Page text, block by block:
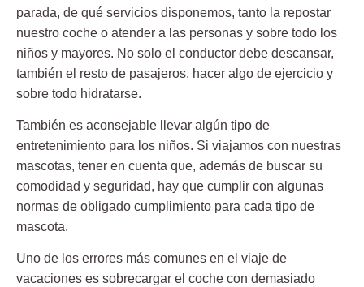
parada, de qué servicios disponemos, tanto la repostar
nuestro coche o atender a las personas y sobre todo los
niños y mayores. No solo el conductor debe descansar,
también el resto de pasajeros, hacer algo de ejercicio y
sobre todo hidratarse.
También es aconsejable llevar algún tipo de
entretenimiento para los niños. Si viajamos con nuestras
mascotas, tener en cuenta que, además de buscar su
comodidad y seguridad, hay que cumplir con algunas
normas de obligado cumplimiento para cada tipo de
mascota.
Uno de los errores más comunes en el viaje de
vacaciones es sobrecargar el coche con demasiado